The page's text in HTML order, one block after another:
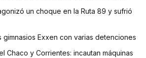
un choque en la Ruta 89 y sufrió
gimnasios Exxen con varias detenciones
Chaco y Corrientes: incautan máquinas